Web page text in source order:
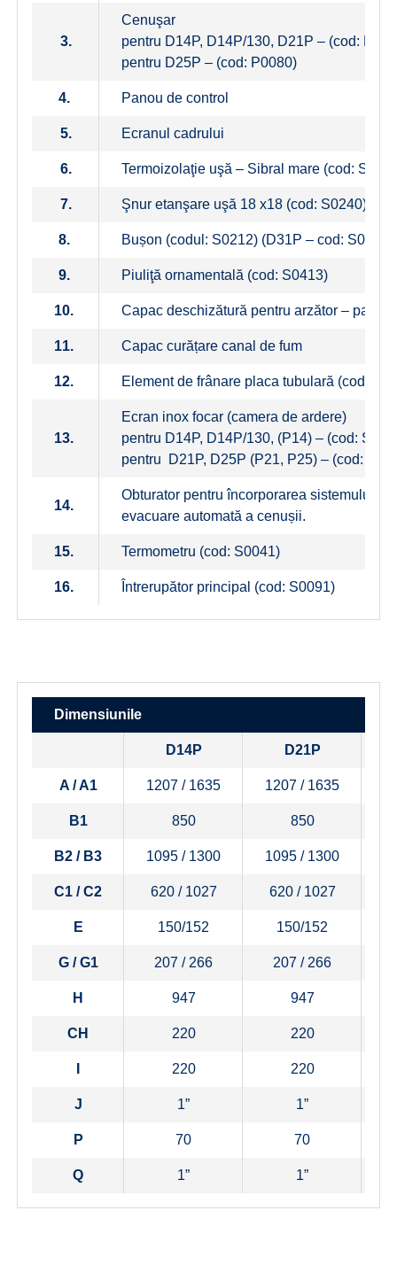
3.
Cenuşar
pentru D14P, D14P/130, D21P – (cod:
pentru D25P – (cod: P0080)
4. Panou de control
5. Ecranul cadrului
6. Termoizolaţie uşă – Sibral mare (cod:
7. Şnur etanşare uşă 18 x18 (cod: S0240)
8. Bușon (codul: S0212) (D31P – cod: S0212)
9. Piuliţă ornamentală (cod: S0413)
10. Capac deschizătură pentru arzător –
11. Capac curățare canal de fum
12. Element de frânare placa tubulară (cod:
13.
Ecran inox focar (camera de ardere)
pentru D14P, D14P/130, (P14) – (cod:
pentru D21P, D25P (P21, P25) – (cod:
14.
Obturator pentru încorporarea sistemului de
evacuare automată a cenușii.
15. Termometru (cod: S0041)
16. Întrerupător principal (cod: S0091)
Dimensiunile
D14P D21P
A / A1 1207 / 1635 1207 / 1635
B1 850 850
B2 / B3 1095 / 1300 1095 / 1300
C1 / C2 620 / 1027 620 / 1027
E 150/152 150/152
G / G1 207 / 266 207 / 266
H 947 947
CH 220 220
220 220
J 1” 1”
P 70 70
Q 1” 1”